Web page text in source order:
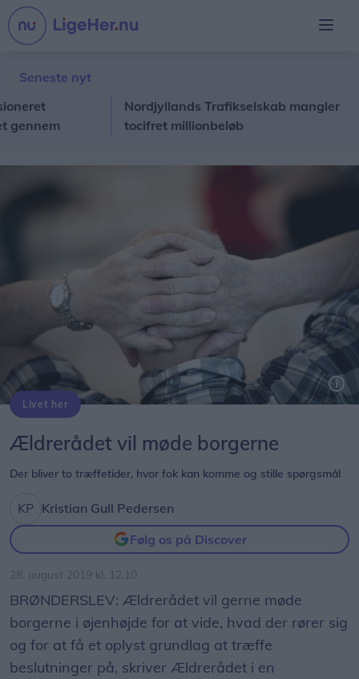
Seneste nyt
Nordjyllands Trafikselskab mangler
tocifret millionbeløb
Livet her
Ældrerådet vil møde borgerne
Der bliver to træffetider, hvor fok kan komme og stille spørgsmål
Kristian Gull Pedersen
Følg os på Discover
28. august 2019 kl. 12.10
BRØNDERSLEV: Ældrerådet vil gerne møde
borgerne i øjenhøjde for at vide, hvad der rører sig
og for at få et oplyst grundlag at træffe
beslutninger på, skriver Ældrerådet i en